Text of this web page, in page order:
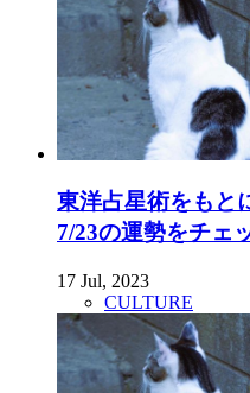
東洋占星術をもと
7/23の運勢をチェ
17 Jul, 2023
CULTURE